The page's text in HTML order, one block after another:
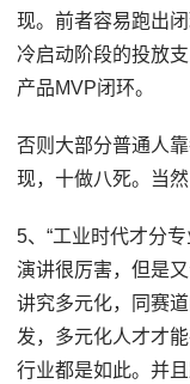
现。前者容易跑出
冷启动阶段的投放
产品MVP闭环。
否则大部分普通人
现，十做八死。当
5、“工业时代才分
演讲很厉害，但是
讲究多元化，同赛
发，多元化人才才
行业都是如此。并